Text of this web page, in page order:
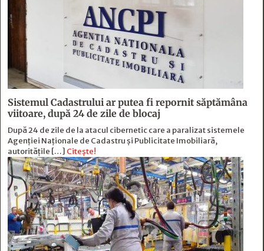
Sistemul Cadastrului ar putea fi repornit săptămâna
viitoare, după 24 de zile de blocaj
După 24 de zile de la atacul cibernetic care a paralizat sistemele
Agenției Naționale de Cadastru și Publicitate Imobiliară,
autoritățile […] Citește!